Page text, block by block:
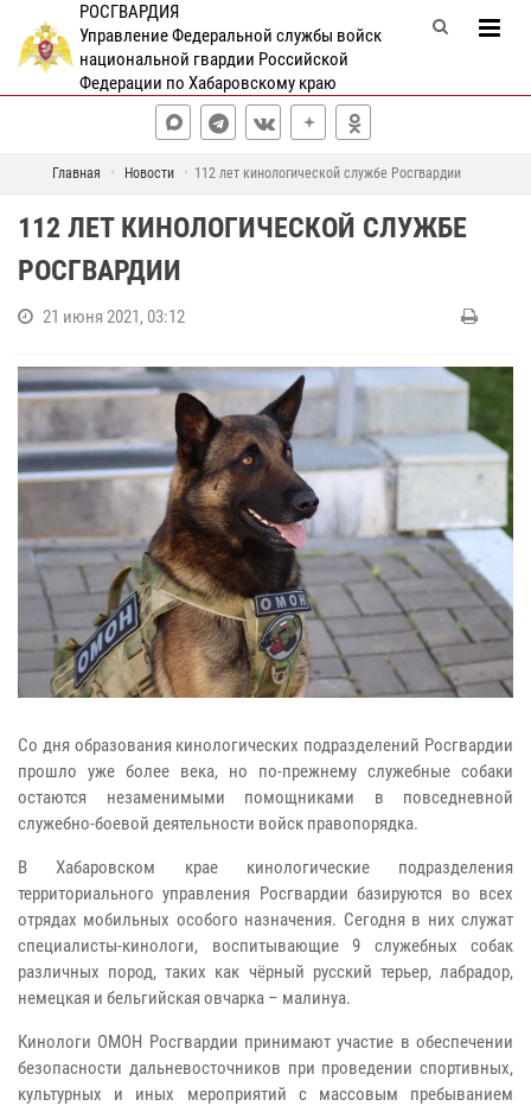
РОСГВАРДИЯ
Управление Федеральной службы войск
национальной гвардии Российской
Федерации по Хабаровскому краю
Главная Новости 112 лет кинологической службе Росгвардии
112 ЛЕТ КИНОЛОГИЧЕСКОЙ СЛУЖБЕ
РОСГВАРДИИ
21 июня 2021, 03:12
Со дня образования кинологических подразделений Росгвардии
прошло уже более века, но по-прежнему служебные собаки
остаются незаменимыми помощниками в повседневной
служебно-боевой деятельности войск правопорядка.
В Хабаровском крае кинологические подразделения
территориального управления Росгвардии базируются во всех
отрядах мобильных особого назначения. Сегодня в них служат
специалисты-кинологи, воспитывающие 9 служебных собак
различных пород, таких как чёрный русский терьер, лабрадор,
немецкая и бельгийская овчарка – малинуа.
Кинологи ОМОН Росгвардии принимают участие в обеспечении
безопасности дальневосточников при проведении спортивных,
культурных и иных мероприятий с массовым пребыванием